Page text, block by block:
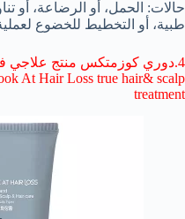
حالات: الحمل، أو الرضاعة، أو
طبية، أو التخطيط للخضوع
4.دوري كوزمتكس منتج علاجي
At Hair Loss true hair& scalp
treatment